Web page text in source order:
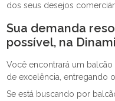
dos seus desejos
Sua demanda
possível, na
Você encontrará um
de excelência, entregando
Se está buscando por